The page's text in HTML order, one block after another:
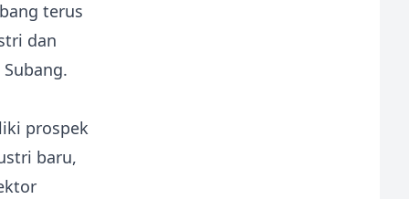
terus
dan
prospek
baru,